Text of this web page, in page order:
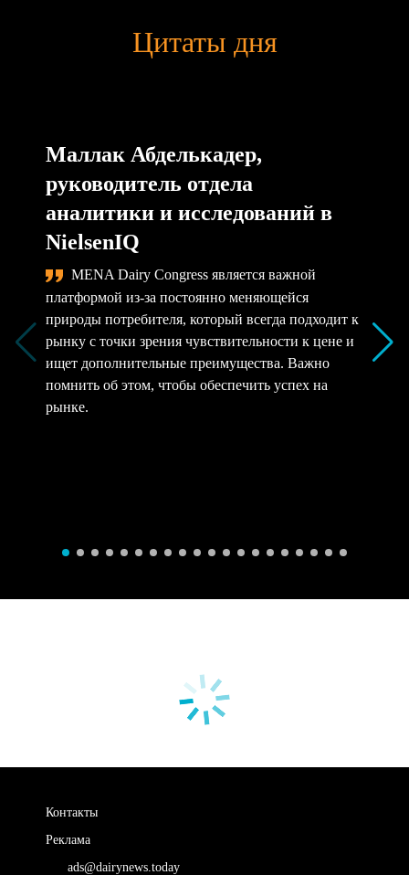
Цитаты дня
Маллак Абделькадер,
руководитель отдела
аналитики и исследований в
NielsenIQ
MENA Dairy Congress является важной
платформой из-за постоянно меняющейся
природы потребителя, который всегда подходит к
рынку с точки зрения чувствительности к цене и
ищет дополнительные преимущества. Важно
помнить об этом, чтобы обеспечить успех на
рынке.
Контакты
Реклама
ads@dairynews.today